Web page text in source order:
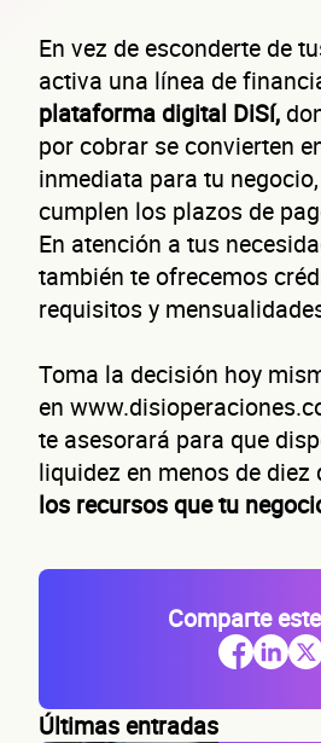
En vez de esconderte de
activa una línea de
plataforma digital DiSí,
por cobrar se convierten
inmediata para tu
cumplen los plazos de
En atención a tus
también te ofrecemos
requisitos y
Toma la decisión hoy
en
te asesorará para que
liquidez en menos de diez
los recursos que tu
Comparte
Últimas entradas